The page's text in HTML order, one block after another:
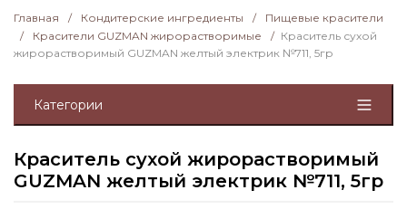
Главная / Кондитерские ингредиенты /
Пищевые красители
/
Красители GUZMAN жирорастворимые / Краситель сухой
жирорастворимый GUZMAN желтый электрик №711, 5гр
Категории
Краситель сухой жирорастворимый
GUZMAN желтый электрик №711, 5гр